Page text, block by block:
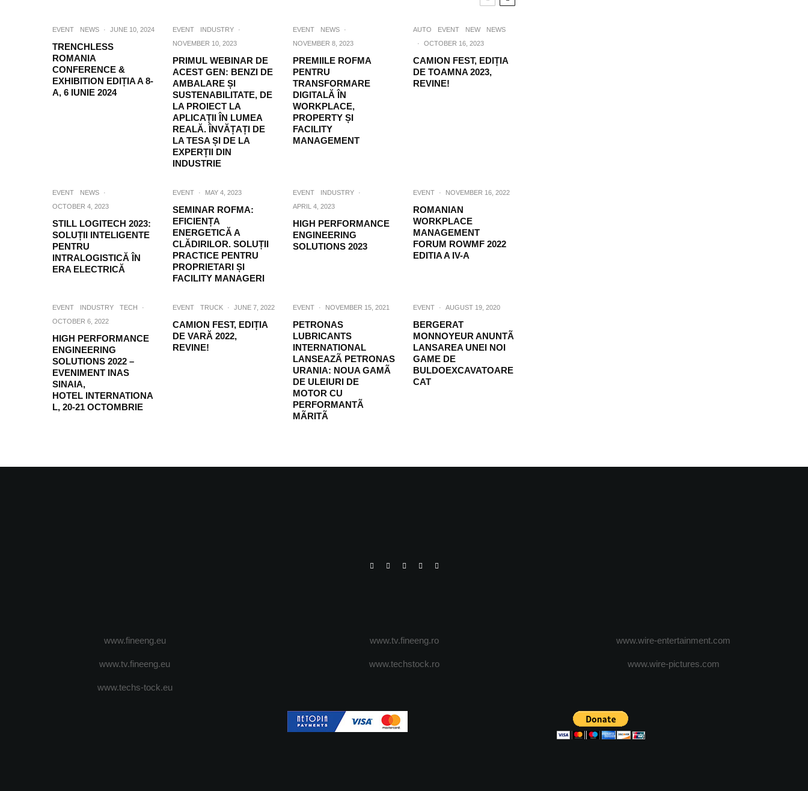
EVENT NEWS · JUNE 10, 2024
TRENCHLESS
ROMANIA
CONFERENCE &
EXHIBITION EDIȚIA A 8-
A, 6 IUNIE 2024
EVENT INDUSTRY
·
NOVEMBER 10, 2023
PRIMUL WEBINAR DE
ACEST GEN: BENZI DE
AMBALARE ȘI
SUSTENABILITATE, DE
LA PROIECT LA
APLICAȚII ÎN LUMEA
REALĂ. ÎNVĂȚAȚI DE
LA TESA ȘI DE LA
EXPERȚII DIN
INDUSTRIE
EVENT NEWS
·
NOVEMBER 8, 2023
PREMIILE ROFMA
PENTRU
TRANSFORMARE
DIGITALĂ ÎN
WORKPLACE,
PROPERTY ȘI
FACILITY
MANAGEMENT
AUTO EVENT NEW
NEWS
·
OCTOBER 16, 2023
CAMION FEST, EDIȚIA
DE TOAMNA 2023,
REVINE!
EVENT NEWS
·
OCTOBER 4, 2023
STILL LOGITECH 2023:
SOLUȚII INTELIGENTE
PENTRU
INTRALOGISTICĂ ÎN
ERA ELECTRICĂ
EVENT · MAY 4, 2023
SEMINAR ROFMA:
EFICIENȚA
ENERGETICĂ A
CLĂDIRILOR. SOLUȚII
PRACTICE PENTRU
PROPRIETARI ȘI
FACILITY MANAGERI
EVENT INDUSTRY
·
APRIL 4, 2023
HIGH PERFORMANCE
ENGINEERING
SOLUTIONS 2023
EVENT · NOVEMBER 16, 2022
ROMANIAN
WORKPLACE
MANAGEMENT
FORUM ROWMF 2022
EDITIA A IV-A
EVENT INDUSTRY TECH
·
OCTOBER 6, 2022
HIGH PERFORMANCE
ENGINEERING
SOLUTIONS 2022 –
EVENIMENT INAS
SINAIA,
HOTEL INTERNATIONA
L, 20-21 OCTOMBRIE
EVENT TRUCK · JUNE 7, 2022
CAMION FEST, EDIȚIA
DE VARĂ 2022,
REVINE!
EVENT · NOVEMBER 15, 2021
PETRONAS
LUBRICANTS
INTERNATIONAL
LANSEAZÃ PETRONAS
URANIA: NOUA GAMÃ
DE ULEIURI DE
MOTOR CU
PERFORMANTÃ
MÃRITÃ
EVENT · AUGUST 19, 2020
BERGERAT
MONNOYEUR ANUNTÃ
LANSAREA UNEI NOI
GAME DE
BULDOEXCAVATOARE
CAT
www.fineeng.eu
www.tv.fineeng.eu
www.techs-tock.eu
www.tv.fineeng.ro
www.techstock.ro
www.wire-entertainment.com
www.wire-pictures.com